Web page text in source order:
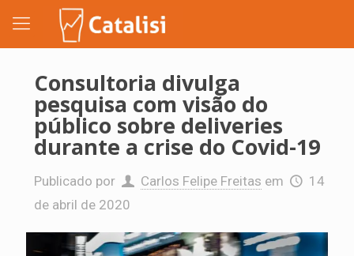
Consultoria divulga
pesquisa com visão do
público sobre deliveries
durante a crise do Covid-19
Publicado por Carlos Felipe Freitas em
14
de abril de 2020